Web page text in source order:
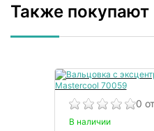
Также покупают
0
В наличии